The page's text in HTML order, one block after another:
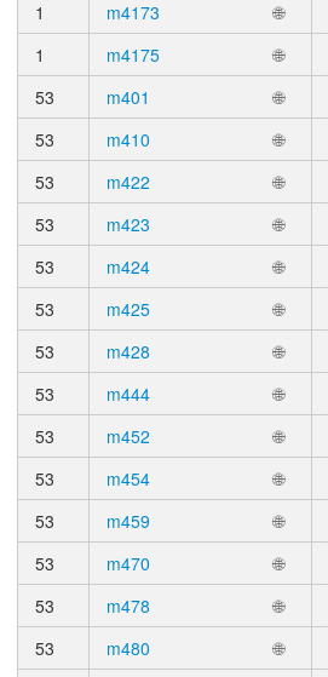
1
m4173 🌐
1
m4175 🌐
53
m401 🌐
53
m410 🌐
53
m422 🌐
53
m423 🌐
53
m424 🌐
53
m425 🌐
53
m428 🌐
53
m444 🌐
53
m452 🌐
53
m454 🌐
53
m459 🌐
53
m470 🌐
53
m478 🌐
53
m480 🌐